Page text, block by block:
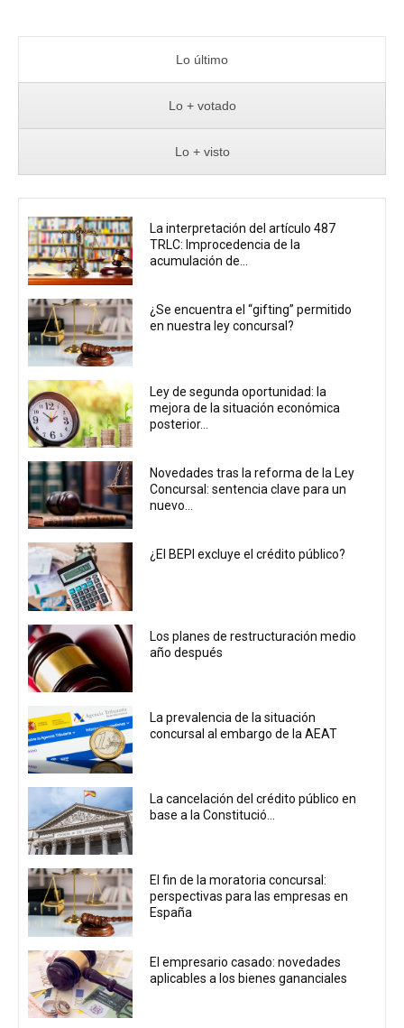
Lo último
Lo + votado
Lo + visto
La interpretación del artículo 487
TRLC: Improcedencia de la
acumulación de...
¿Se encuentra el “gifting” permitido
en nuestra ley concursal?
Ley de segunda oportunidad: la
mejora de la situación económica
posterior...
Novedades tras la reforma de la Ley
Concursal: sentencia clave para un
nuevo...
¿El BEPI excluye el crédito público?
Los planes de restructuración medio
año después
La prevalencia de la situación
concursal al embargo de la AEAT
La cancelación del crédito público en
base a la Constitució...
El fin de la moratoria concursal:
perspectivas para las empresas en
España
El empresario casado: novedades
aplicables a los bienes gananciales